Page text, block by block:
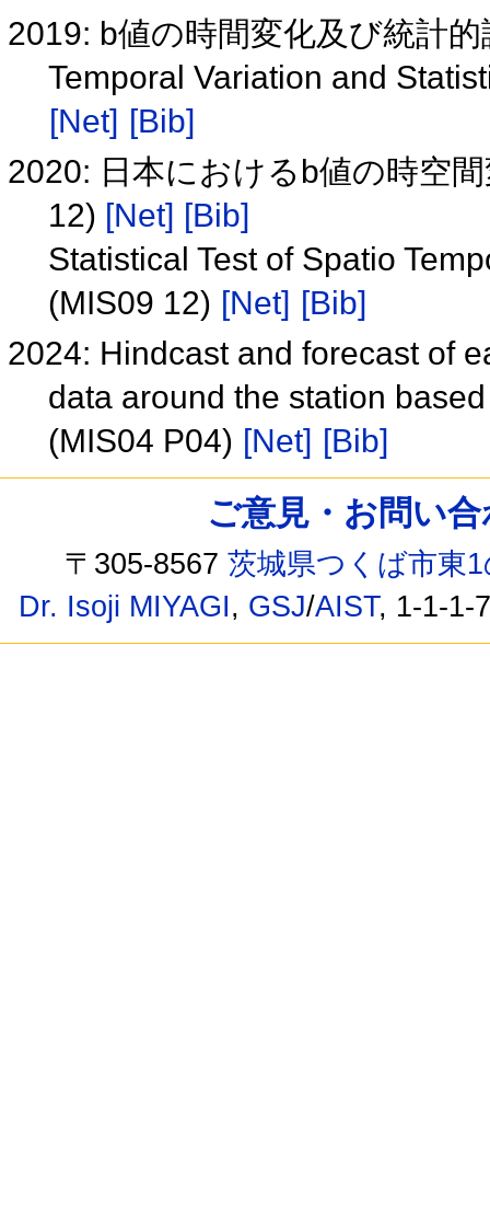
2019: b値の時間変化及び統計
Temporal Variation and
[Net] [Bib]
2020: 日本におけるb値の時空
12) [Net] [Bib]
Statistical Test of Spatio
(MIS09 12) [Net] [Bib]
2024: Hindcast and forecast of
data around the station
(MIS04 P04) [Net] [Bib]
ご意見・お問い
〒305-8567茨城県つくば市東
Dr. Isoji MIYAGI, GSJ/AIST, 1-1-1-